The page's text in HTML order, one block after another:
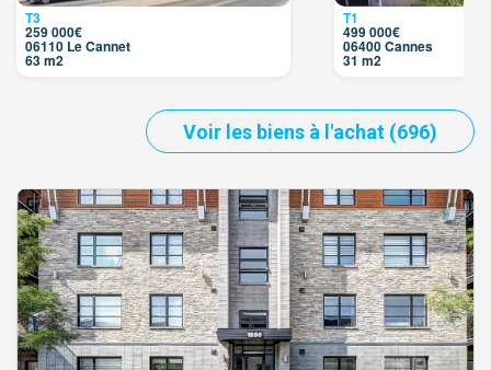
T3
259 000€
06110 Le Cannet
63 m2
T1
499 000€
06400 Cannes
31 m2
Voir les biens à l'achat (696)